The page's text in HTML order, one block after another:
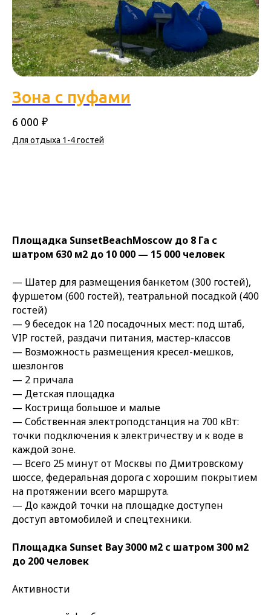
Зона с пуфами
6 000 ₽
Для отдыха 1-4 гостей
Площадка SunsetBeachMoscow до 8 Га с
шатром 630 м2 до 10 000 — 15 000 человек
— Шатер для размещения банкетом (300 гостей),
фуршетом (600 гостей), театральной посадкой (400
гостей)
— 9 беседок на 120 посадочных мест: под штаб,
VIP гостей, раздачи питания, мастер-классов
— Возможность размещения кресел-мешков,
шезлонгов
— 2 причала
— Детская площадка
— Кострища большое и малые
— Собственная электроподстанция на 700 кВт:
точки подключения к электричеству и к воде в
каждой зоне.
— Всего 25 минут от Москвы по Дмитровскому
шоссе, федеральная дорога с хорошим покрытием
на протяжении всего маршрута.
— До каждой точки на площадке доступен
доступ автомобилей и спецтехники.
Площадка Sunset Bay 3000 м2 с шатром 300 м2
до 200 человек
Активности